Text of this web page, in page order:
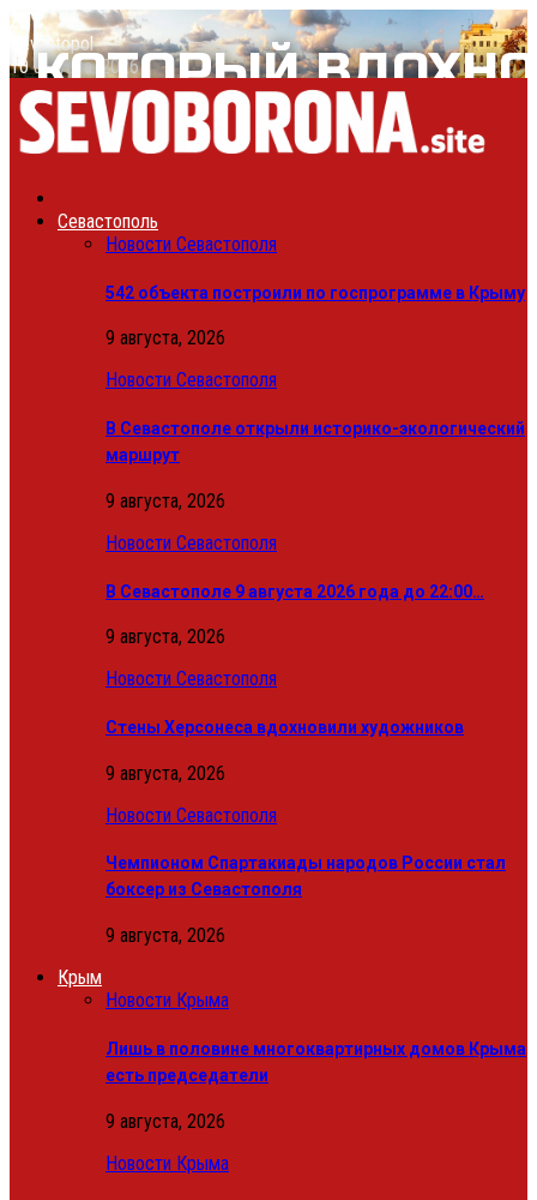
25
C
Sevastopol
10 августа, 2026
Севастополь
Новости Севастополя
542 объекта построили по госпрограмме в Крыму
9 августа, 2026
Новости Севастополя
В Севастополе открыли историко-экологический
маршрут
9 августа, 2026
Новости Севастополя
В Севастополе 9 августа 2026 года до 22:00…
9 августа, 2026
Новости Севастополя
Стены Херсонеса вдохновили художников
9 августа, 2026
Новости Севастополя
Чемпионом Спартакиады народов России стал
боксер из Севастополя
9 августа, 2026
Крым
Новости Крыма
Лишь в половине многоквартирных домов Крыма
есть председатели
9 августа, 2026
Новости Крыма